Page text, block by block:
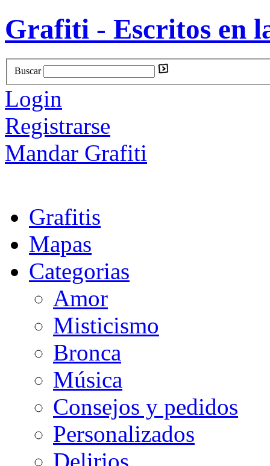
Grafiti - Escritos en
Buscar
Login
Registrarse
Mandar Grafiti
Grafitis
Mapas
Categorias
Amor
Misticismo
Bronca
Música
Consejos y pedidos
Personalizados